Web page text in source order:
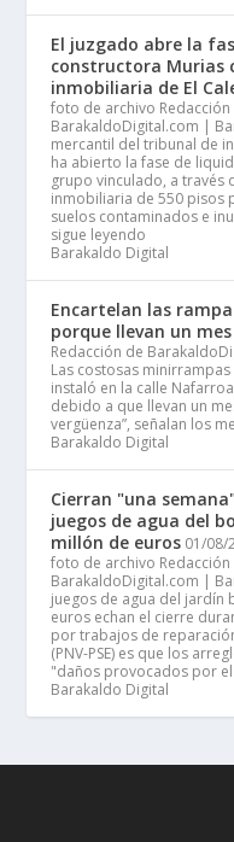
El juzgado abre la
constructora Murias
inmobiliaria de El
foto de archivo Redacción
BarakaldoDigital.com |
mercantil del tribunal de
ha abierto la fase de
grupo vinculado, a través
inmobiliaria de 550 pisos
suelos contaminados e
sigue leyendo
Barakaldo Digital
Encartelan las
porque llevan un
Redacción de
Las costosas
instaló en la calle
debido a que llevan un
vergüenza”, señalan los
Barakaldo Digital
Cierran "una
juegos de agua del
millón de euros 01/08/
foto de archivo Redacción
BarakaldoDigital.com |
juegos de agua del jardín
euros echan el cierre
por trabajos de
(PNV-PSE) es que los
"daños provocados por
Barakaldo Digital